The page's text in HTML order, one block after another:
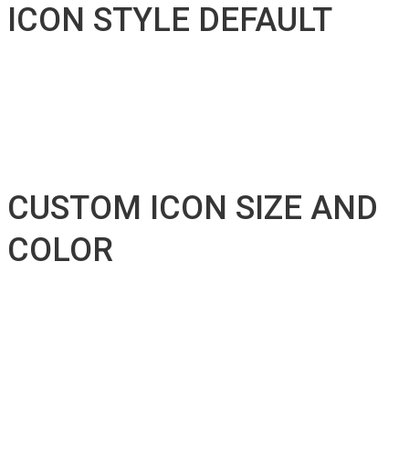
ICON STYLE DEFAULT
CUSTOM ICON SIZE AND
COLOR